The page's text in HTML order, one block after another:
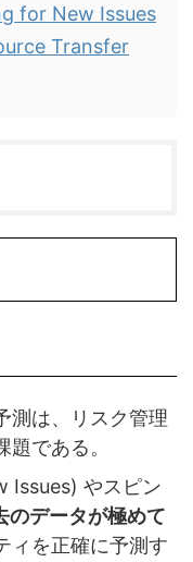
for New Issues
Transfer
測は、リスク管理
である。
Issues) やスピン
のデータが極めて
ィを正確に予測す